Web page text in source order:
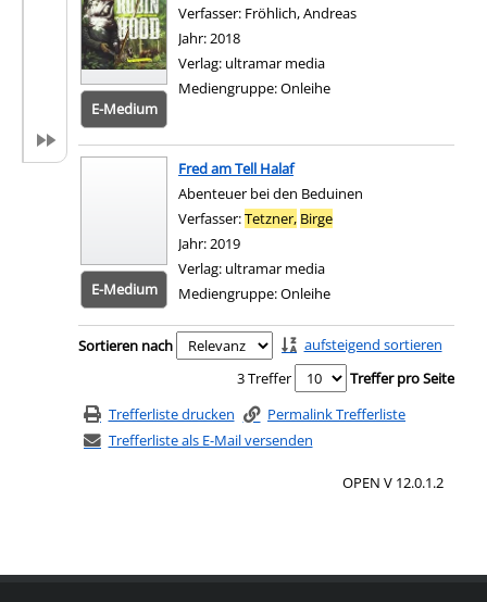
E-Medium
Verfasser: Fröhlich, Andreas
Jahr:2018
Verlag: ultramar media
Mediengruppe:Onleihe
E-Medium
Fred am Tell Halaf
Abenteuer bei den Beduinen
Verfasser:Tetzner, Birge
Jahr:2019
Verlag: ultramar media
Mediengruppe:Onleihe
Zu den Suchfiltern springen
Sortieren nach
aufsteigend sortieren
3 Treffer
Treffer pro Seite
Trefferliste drucken
Permalink Trefferliste
Trefferliste als E-Mail versenden
OPEN V 12.0.1.2